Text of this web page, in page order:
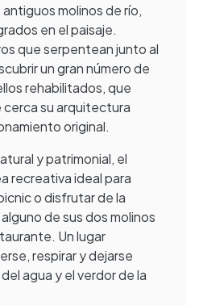
molinos de río,
en el paisaje.
que serpentean junto al
un gran número de
rehabilitados, que
su arquitectura
original.
y patrimonial, el
recreativa ideal para
o disfrutar de la
de sus dos molinos
Un lugar
respirar y dejarse
agua y el verdor de la